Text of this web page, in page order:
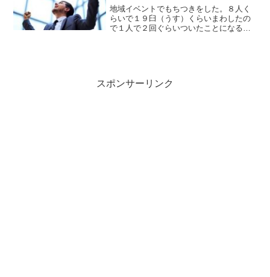
地域イベントでもちつきをした。８人く
らいで１９臼（うす）くらいまわしたの
で１人で２回ぐらいついたことになる？
スポンサーリンク